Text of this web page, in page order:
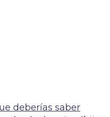
deberías saber